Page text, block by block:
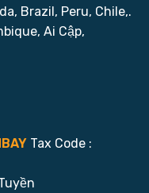
Brazil, Peru, Chile,.
Ai Cập,
Tax Code :